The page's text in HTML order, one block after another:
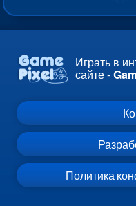
Играть в
сайте -
Политика